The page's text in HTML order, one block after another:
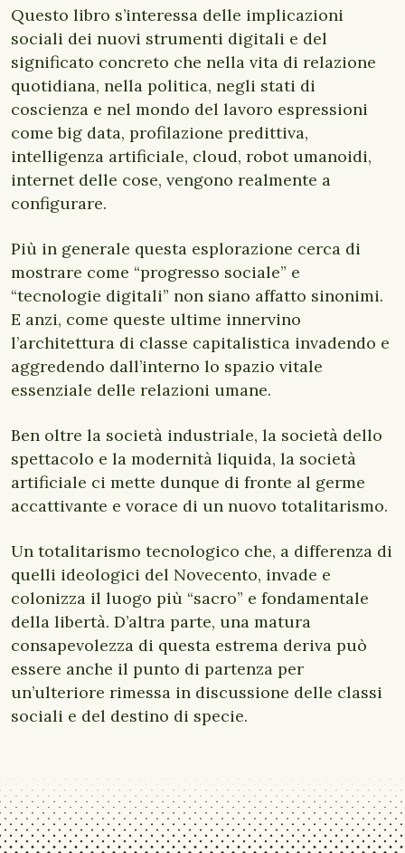
Questo libro s’interessa delle implicazioni
sociali dei nuovi strumenti digitali e del
significato concreto che nella vita di relazione
quotidiana, nella politica, negli stati di
coscienza e nel mondo del lavoro espressioni
come big data, profilazione predittiva,
intelligenza artificiale, cloud, robot umanoidi,
internet delle cose, vengono realmente a
configurare.
Più in generale questa esplorazione cerca di
mostrare come “progresso sociale” e
“tecnologie digitali” non siano affatto sinonimi.
E anzi, come queste ultime innervino
l’architettura di classe capitalistica invadendo e
aggredendo dall’interno lo spazio vitale
essenziale delle relazioni umane.
Ben oltre la società industriale, la società dello
spettacolo e la modernità liquida, la società
artificiale ci mette dunque di fronte al germe
accattivante e vorace di un nuovo totalitarismo.
Un totalitarismo tecnologico che, a differenza di
quelli ideologici del Novecento, invade e
colonizza il luogo più “sacro” e fondamentale
della libertà. D’altra parte, una matura
consapevolezza di questa estrema deriva può
essere anche il punto di partenza per
un’ulteriore rimessa in discussione delle classi
sociali e del destino di specie.